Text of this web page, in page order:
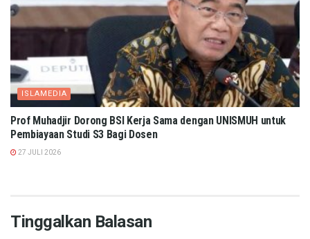
ISLAMEDIA
Prof Muhadjir Dorong BSI Kerja Sama dengan UNISMUH untuk
Pembiayaan Studi S3 Bagi Dosen
27 JULI 2026
Tinggalkan Balasan